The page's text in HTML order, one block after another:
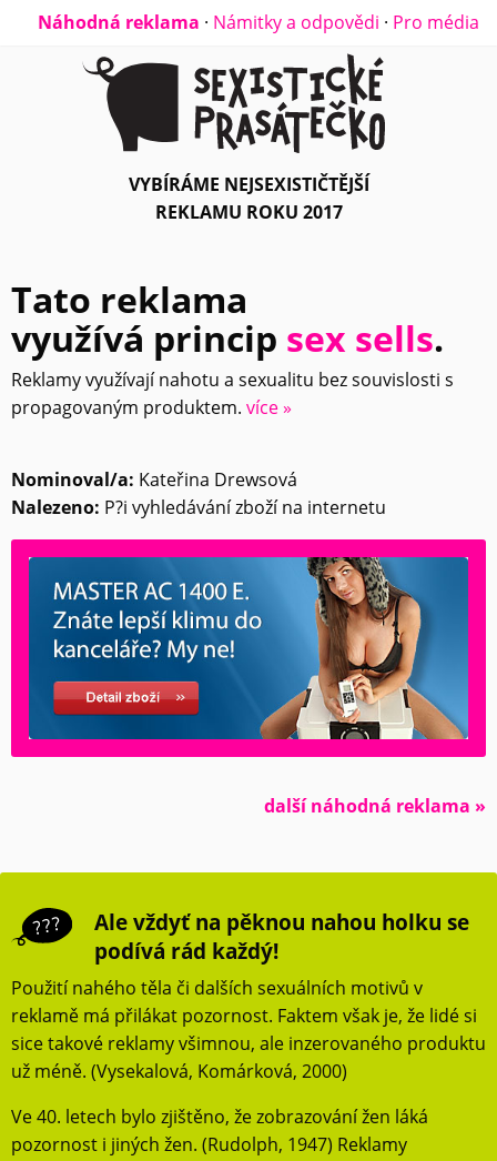
Náhodná reklama · Námitky a odpovědi · Pro média
VYBÍRÁME NEJSEXISTIČTĚJŠÍ
REKLAMU ROKU 2017
Tato reklama
využívá princip sex sells.
Reklamy využívají nahotu a sexualitu bez souvislosti s
propagovaným produktem. více »
Nominoval/a: Kateřina Drewsová
Nalezeno: P?i vyhledávání zboží na internetu
další náhodná reklama »
Ale vždyť na pěknou nahou holku se
podívá rád každý!
Použití nahého těla či dalších sexuálních motivů v
reklamě má přilákat pozornost. Faktem však je, že lidé si
sice takové reklamy všimnou, ale inzerovaného produktu
už méně. (Vysekalová, Komárková, 2000)
Ve 40. letech bylo zjištěno, že zobrazování žen láká
pozornost i jiných žen. (Rudolph, 1947) Reklamy